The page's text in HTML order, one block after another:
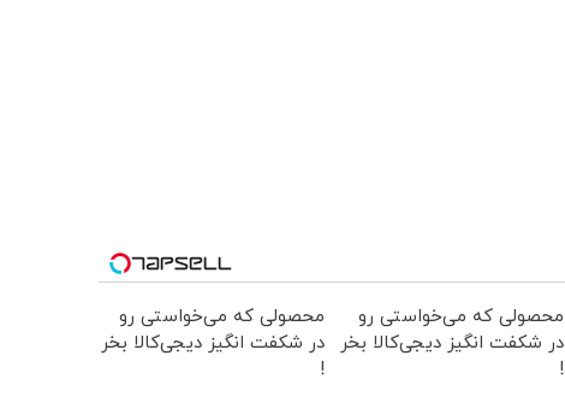
محصولی که می‌خواستی رو
در شکفت انگیز دیجی‌کالا بخر
!
محصولی که می‌خواستی رو
در شکفت انگیز دیجی‌کالا بخر
!